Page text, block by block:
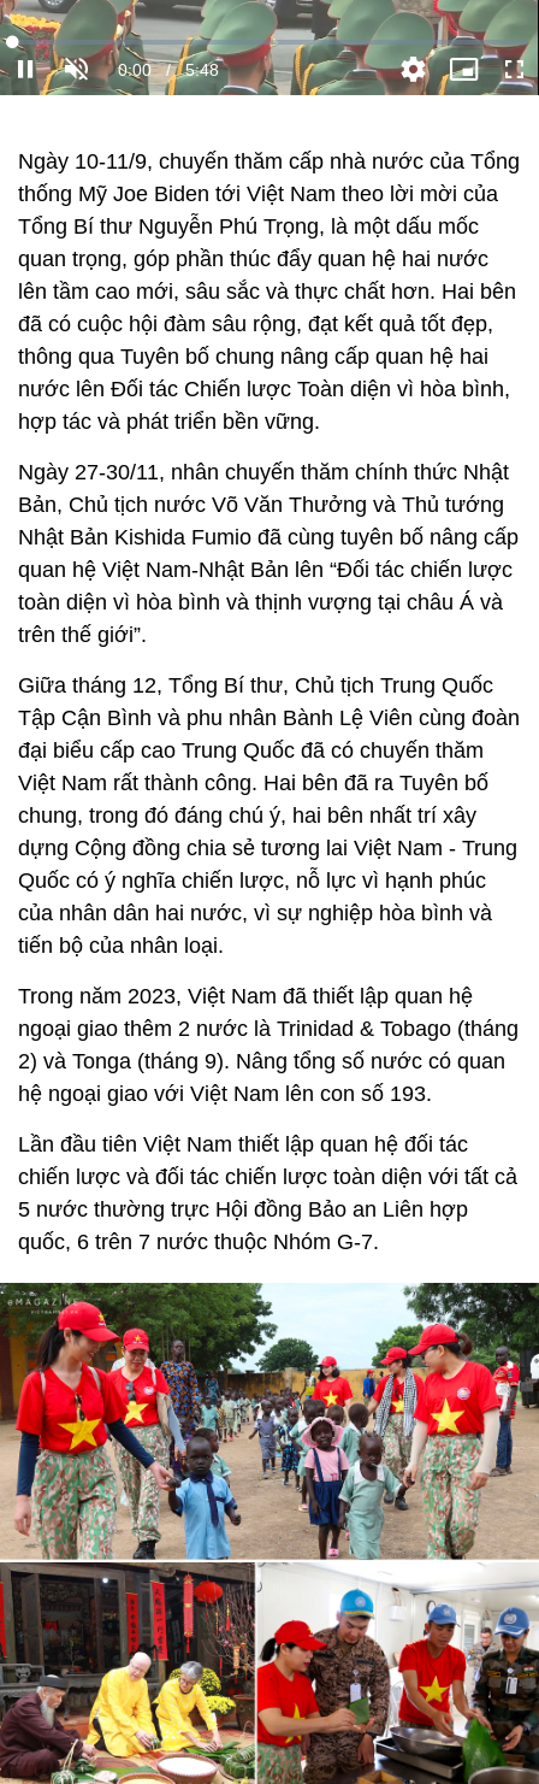
Ngày 10-11/9, chuyến thăm cấp nhà nước của Tổng
thống Mỹ Joe Biden tới Việt Nam theo lời mời của
Tổng Bí thư Nguyễn Phú Trọng, là một dấu mốc
quan trọng, góp phần thúc đẩy quan hệ hai nước
lên tầm cao mới, sâu sắc và thực chất hơn. Hai bên
đã có cuộc hội đàm sâu rộng, đạt kết quả tốt đẹp,
thông qua Tuyên bố chung nâng cấp quan hệ hai
nước lên Đối tác Chiến lược Toàn diện vì hòa bình,
hợp tác và phát triển bền vững.
Ngày 27-30/11, nhân chuyến thăm chính thức Nhật
Bản, Chủ tịch nước Võ Văn Thưởng và Thủ tướng
Nhật Bản Kishida Fumio đã cùng tuyên bố nâng cấp
quan hệ Việt Nam-Nhật Bản lên “Đối tác chiến lược
toàn diện vì hòa bình và thịnh vượng tại châu Á và
trên thế giới”.
Giữa tháng 12, Tổng Bí thư, Chủ tịch Trung Quốc
Tập Cận Bình và phu nhân Bành Lệ Viên cùng đoàn
đại biểu cấp cao Trung Quốc đã có chuyến thăm
Việt Nam rất thành công. Hai bên đã ra Tuyên bố
chung, trong đó đáng chú ý, hai bên nhất trí xây
dựng Cộng đồng chia sẻ tương lai Việt Nam - Trung
Quốc có ý nghĩa chiến lược, nỗ lực vì hạnh phúc
của nhân dân hai nước, vì sự nghiệp hòa bình và
tiến bộ của nhân loại.
Trong năm 2023, Việt Nam đã thiết lập quan hệ
ngoại giao thêm 2 nước là Trinidad & Tobago (tháng
2) và Tonga (tháng 9). Nâng tổng số nước có quan
hệ ngoại giao với Việt Nam lên con số 193.
Lần đầu tiên Việt Nam thiết lập quan hệ đối tác
chiến lược và đối tác chiến lược toàn diện với tất cả
5 nước thường trực Hội đồng Bảo an Liên hợp
quốc, 6 trên 7 nước thuộc Nhóm G-7.